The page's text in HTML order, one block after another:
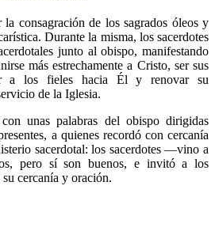
consagración de los sagrados óleos y
Durante la misma, los sacerdotes
junto al obispo, manifestando
más estrechamente a Cristo, ser sus
a los fieles hacia Él y renovar su
de la Iglesia.
unas palabras del obispo dirigidas
a quienes recordó con cercanía
sacerdotal: los sacerdotes —vino a
pero sí son buenos, e invitó a los
su cercanía y oración.